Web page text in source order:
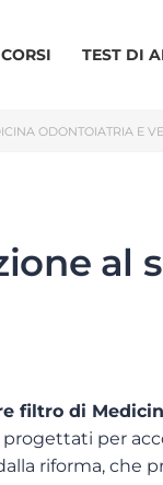
CORSI TEST DI
ODONTOIATRIA E
al
filtro di
progettati per
riforma, che